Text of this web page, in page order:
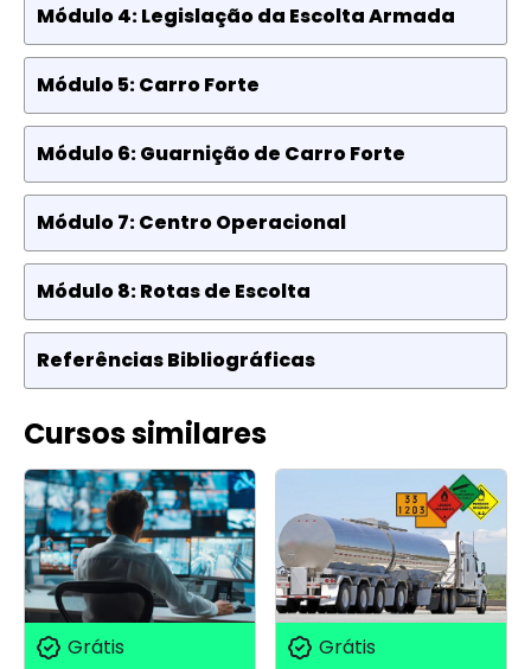
Módulo 4: Legislação da Escolta Armada
Módulo 5: Carro Forte
Módulo 6: Guarnição de Carro Forte
Módulo 7: Centro Operacional
Módulo 8: Rotas de Escolta
Referências Bibliográficas
Cursos similares
Grátis Grátis